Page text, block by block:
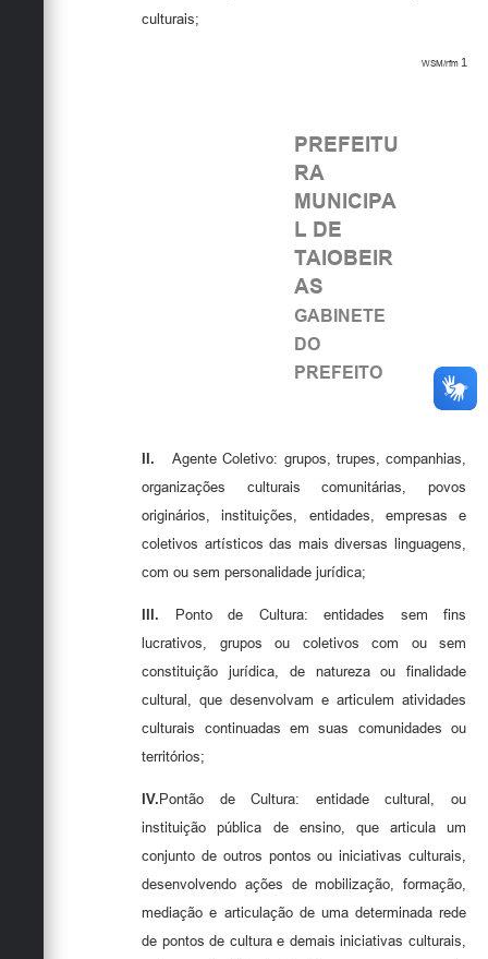
culturais;
WSM/rfm 1
PREFEITU
RA
MUNICIPA
L DE
TAIOBEIR
AS
GABINETE
DO
PREFEITO
II.
Agente Coletivo: grupos, trupes, companhias,
organizações culturais comunitárias, povos
originários, instituições, entidades, empresas e
coletivos artísticos das mais diversas linguagens,
com ou sem personalidade jurídica;
III.
Ponto de Cultura: entidades sem fins
lucrativos, grupos ou coletivos com ou sem
constituição jurídica, de natureza ou finalidade
cultural, que desenvolvam e articulem atividades
culturais continuadas em suas comunidades ou
territórios;
IV. Pontão de Cultura: entidade cultural, ou
instituição pública de ensino, que articula um
conjunto de outros pontos ou iniciativas culturais,
desenvolvendo ações de mobilização, formação,
mediação e articulação de uma determinada rede
de pontos de cultura e demais iniciativas culturais,